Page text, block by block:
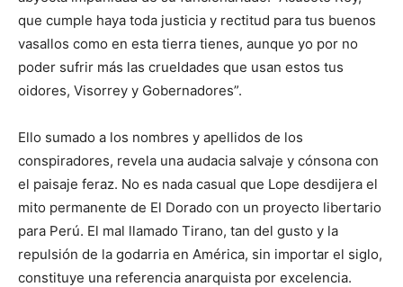
que cumple haya toda justicia y rectitud para tus buenos
vasallos como en esta tierra tienes, aunque yo por no
poder sufrir más las crueldades que usan estos tus
oidores, Visorrey y Gobernadores”.
Ello sumado a los nombres y apellidos de los
conspiradores, revela una audacia salvaje y cónsona con
el paisaje feraz. No es nada casual que Lope desdijera el
mito permanente de El Dorado con un proyecto libertario
para Perú. El mal llamado Tirano, tan del gusto y la
repulsión de la godarria en América, sin importar el siglo,
constituye una referencia anarquista por excelencia.